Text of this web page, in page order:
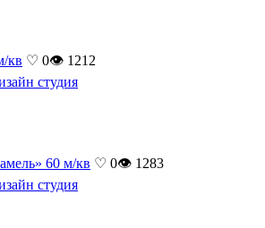
кв ♡ 0👁 1212
студия
60 м/кв ♡ 0👁 1283
студия